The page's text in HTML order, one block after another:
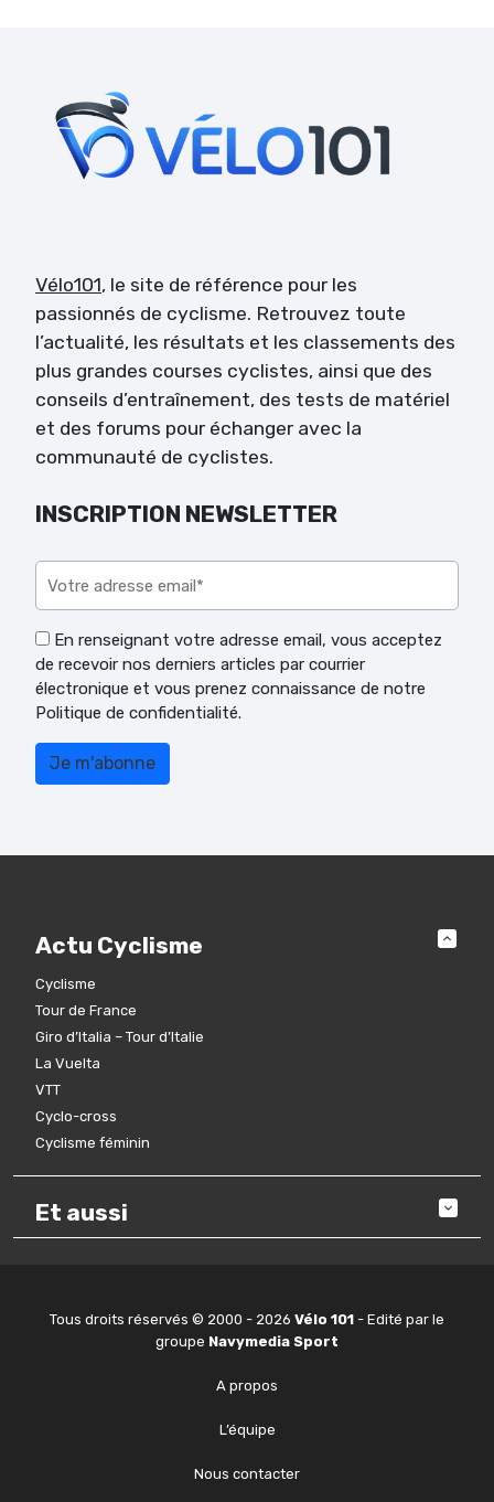
Vélo101, le site de référence pour les
passionnés de cyclisme. Retrouvez toute
l’actualité, les résultats et les classements des
plus grandes courses cyclistes, ainsi que des
conseils d’entraînement, des tests de matériel
et des forums pour échanger avec la
communauté de cyclistes.
INSCRIPTION NEWSLETTER
En renseignant votre adresse email, vous acceptez
de recevoir nos derniers articles par courrier
électronique et vous prenez connaissance de notre
Politique de confidentialité.
Actu Cyclisme
Cyclisme
Tour de France
Giro d’Italia – Tour d’Italie
La Vuelta
VTT
Cyclo-cross
Cyclisme féminin
Et aussi
Tous droits réservés © 2000 - 2026 Vélo 101 - Edité par le
groupe Navymedia Sport
A propos
L’équipe
Nous contacter